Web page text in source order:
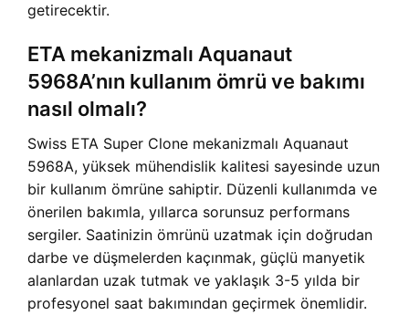
getirecektir.
ETA mekanizmalı Aquanaut
5968A’nın kullanım ömrü ve bakımı
nasıl olmalı?
Swiss ETA Super Clone mekanizmalı Aquanaut
5968A, yüksek mühendislik kalitesi sayesinde uzun
bir kullanım ömrüne sahiptir. Düzenli kullanımda ve
önerilen bakımla, yıllarca sorunsuz performans
sergiler. Saatinizin ömrünü uzatmak için doğrudan
darbe ve düşmelerden kaçınmak, güçlü manyetik
alanlardan uzak tutmak ve yaklaşık 3-5 yılda bir
profesyonel saat bakımından geçirmek önemlidir.